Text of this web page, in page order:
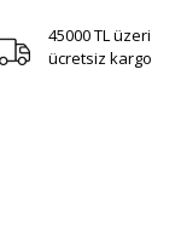
45000 TL üzeri
ücretsiz kargo